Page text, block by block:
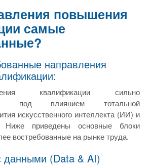
повышения
самые
направления
квалификации сильно
под влиянием тотальной
искусственного интеллекта (ИИ) и
Ниже приведены основные блоки
востребованные на рынке труда.
данными (Data & AI)